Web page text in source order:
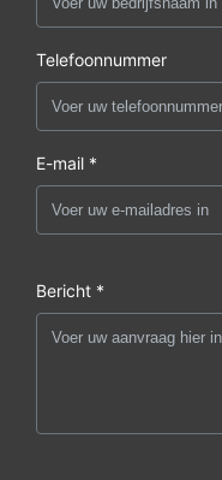
Telefoonnummer
E-mail *
Bericht *